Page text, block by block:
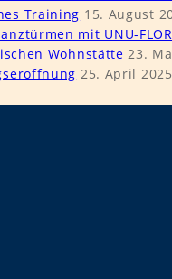
Training 15. August
mit UNU-
Wohnstätte 23.
25. April 2025